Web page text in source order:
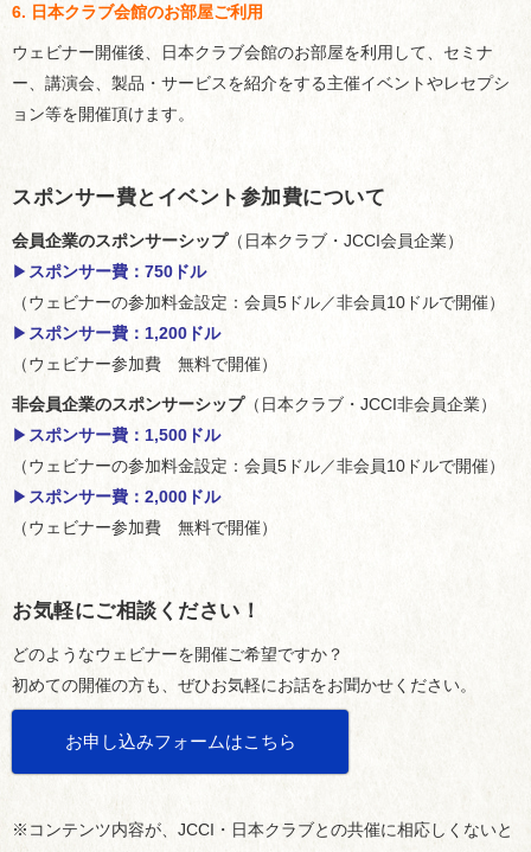
6. 日本クラブ会館のお部屋ご利用
ウェビナー開催後、日本クラブ会館のお部屋を利用して、セミナ
ー、講演会、製品・サービスを紹介をする主催イベントやレセプシ
ョン等を開催頂けます。
スポンサー費とイベント参加費について
会員企業のスポンサーシップ（日本クラブ・JCCI会員企業）
▶︎ スポンサー費：750ドル
（ウェビナーの参加料金設定：会員5ドル／非会員10ドルで開催）
▶︎ スポンサー費：1,200ドル
（ウェビナー参加費 無料で開催）
非会員企業のスポンサーシップ（日本クラブ・JCCI非会員企業）
▶︎ スポンサー費：1,500ドル
（ウェビナーの参加料金設定：会員5ドル／非会員10ドルで開催）
▶︎ スポンサー費：2,000ドル
（ウェビナー参加費 無料で開催）
お気軽にご相談ください！
どのようなウェビナーを開催ご希望ですか？
初めての開催の方も、ぜひお気軽にお話をお聞かせください。
お申し込みフォームはこちら
※コンテンツ内容が、JCCI・日本クラブとの共催に相応しくないと